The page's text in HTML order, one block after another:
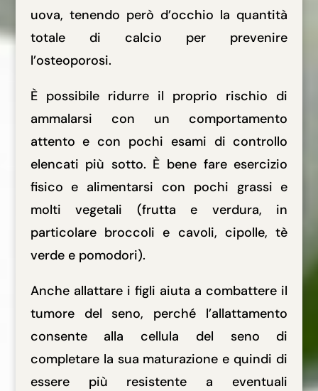
uova, tenendo però d’occhio la quantità
totale di calcio per prevenire
l’osteoporosi.
È possibile ridurre il proprio rischio di
ammalarsi con un comportamento
attento e con pochi esami di controllo
elencati più sotto. È bene fare esercizio
fisico e alimentarsi con pochi grassi e
molti vegetali (frutta e verdura, in
particolare broccoli e cavoli, cipolle, tè
verde e pomodori).
Anche allattare i figli aiuta a combattere il
tumore del seno, perché l’allattamento
consente alla cellula del seno di
completare la sua maturazione e quindi di
essere più resistente a eventuali